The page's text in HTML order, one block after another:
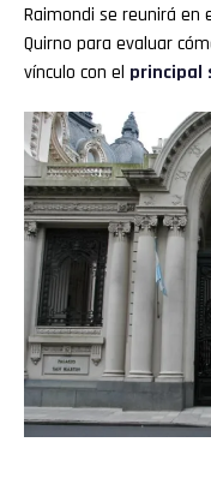
Raimondi se reunirá en
Quirno para evaluar
vínculo con el principal